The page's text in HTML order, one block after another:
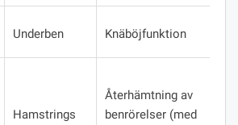
Underben Knäböjfunktion
Hamstrings
Återhämtning av
benrörelser (med